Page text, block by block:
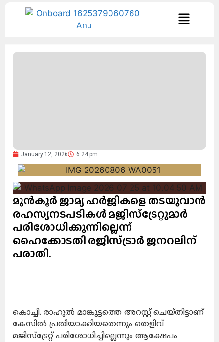
January 12, 2026 6:24 pm
മുൻകൂർ ജാമ്യ ഹർജികളെ തടയുവാൻ
രഹസ്യനടപടികൾ മജിസ്ട്രേറ്റുമാർ
പരിശോധിക്കുന്നില്ലെന്ന്
ഹൈക്കോടതി രജിസ്ട്രാർ ജനറലിന്
പരാതി.
കൊച്ചി. രാഹുൽ മാങ്കൂട്ടത്തെ അറസ്റ്റ് ചെയ്തിട്ടാണ്
കേസിൽ പ്രതിയാക്കിയതെന്നും തെളിവ്
മജിസ്ട്രേറ്റ് പരിശോധിച്ചില്ലെന്നും ആക്ഷേപം